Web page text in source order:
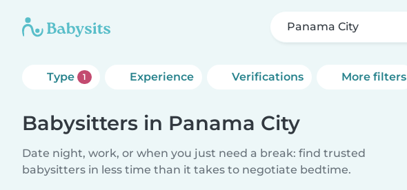
Panama City
Type 1 Experience Verifications More filters
Babysitters in Panama City
Date night, work, or when you just need a break: find trusted
babysitters in less time than it takes to negotiate bedtime.